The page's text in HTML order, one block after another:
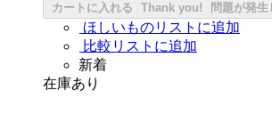
カートに入れる Thank you! 問題が発生
ほしいものリストに追加
比較リストに追加
新着
在庫あり